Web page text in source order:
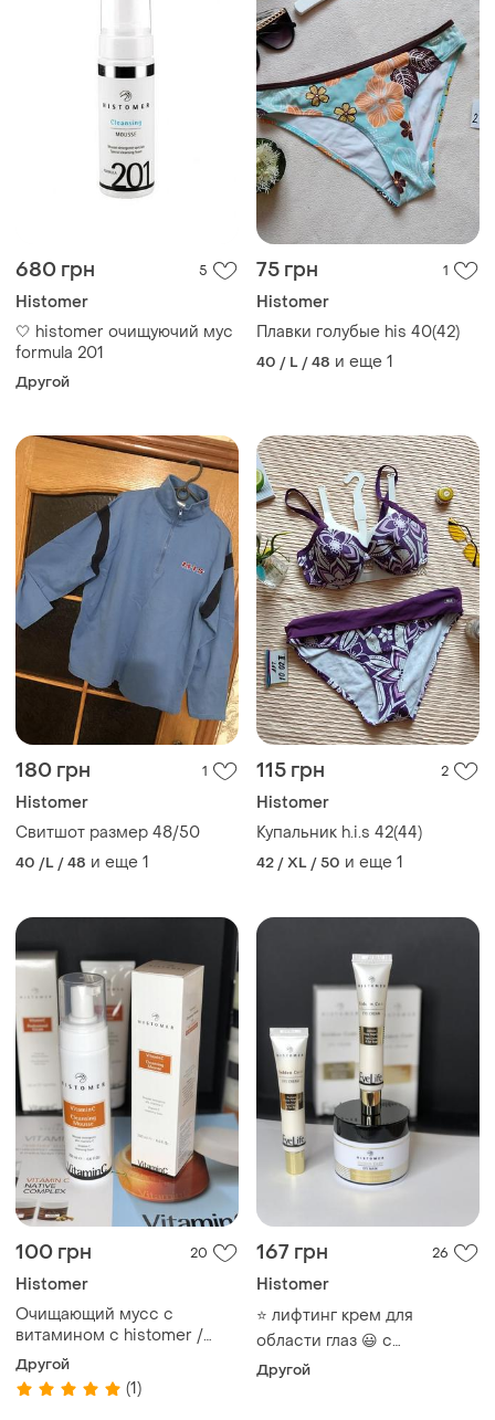
680 грн 5
Histomer
🤍 histomer очищуючий мус
formula 201
Другой
75 грн 1
Histomer
Плавки голубые his 40(42)
40 / L / 48 и еще 1
180 грн 1
Histomer
Свитшот размер 48/50
40 /L / 48 и еще 1
115 грн 2
Histomer
Купальник h.i.s 42(44)
42 / XL / 50 и еще 1
100 грн 20
Histomer
Очищающий мусс с
витамином с histomer /
vitamin c cleansing mousse
Другой
(1)
167 грн 26
Histomer
⭐️ лифтинг крем для
области глаз 😃 с
антигравийным действием
от histomer
Другой